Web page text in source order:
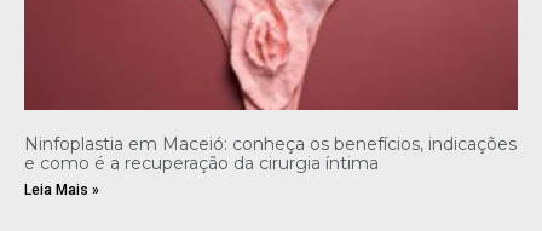
Ninfoplastia em Maceió: conheça os benefícios, indicações
e como é a recuperação da cirurgia íntima
Leia Mais »